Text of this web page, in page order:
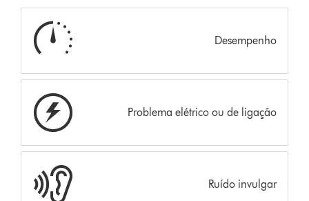
Desempenho
Problema elétrico ou de ligação
Ruído invulgar